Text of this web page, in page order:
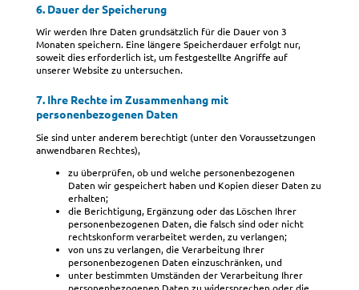
6. Dauer der Speicherung
Wir werden Ihre Daten grundsätzlich für die Dauer von 3
Monaten speichern. Eine längere Speicherdauer erfolgt nur,
soweit dies erforderlich ist, um festgestellte Angriffe auf
unserer Website zu untersuchen.
7. Ihre Rechte im Zusammenhang mit
personenbezogenen Daten
Sie sind unter anderem berechtigt (unter den Voraussetzungen
anwendbaren Rechtes),
zu überprüfen, ob und welche personenbezogenen
Daten wir gespeichert haben und Kopien dieser Daten zu
erhalten;
die Berichtigung, Ergänzung oder das Löschen Ihrer
personenbezogenen Daten, die falsch sind oder nicht
rechtskonform verarbeitet werden, zu verlangen;
von uns zu verlangen, die Verarbeitung Ihrer
personenbezogenen Daten einzuschränken, und
unter bestimmten Umständen der Verarbeitung Ihrer
personenbezogenen Daten zu widersprechen oder die